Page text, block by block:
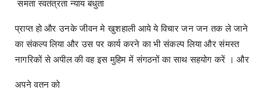
समता स्वतंत्रता न्याय बंधुता
प्राप्त हो और उनके जीवन मे खुशहाली आये ये विचार जन जन तक ले जाने
का संकल्प लिया और उस पर कार्य करने का भी संकल्प लिया और संमस्त
नागरिकों से अपील की वह इस मुहिम में संगठनों का साथ सहयोग करें । और
अपने वतन को